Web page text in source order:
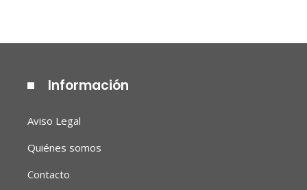
Información
Aviso Legal
Quiénes somos
Contacto